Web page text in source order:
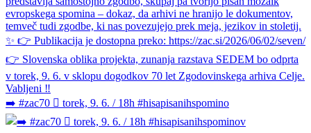
➡️ #zac70 🫆 torek, 9. 6. / 18h #hisapisanihspomino